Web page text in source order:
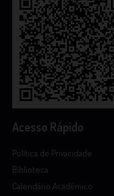
Acesso Rápido
Política de Privacidade
Biblioteca
Calendário Acadêmico